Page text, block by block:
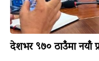
देशभर ९७० ठाउँमा नयाँ